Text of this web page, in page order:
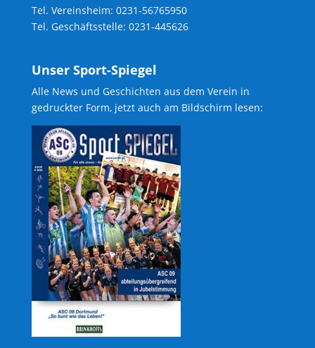
Tel. Vereinsheim: 0231-56765950
Tel. Geschäftsstelle: 0231-445626
Unser Sport-Spiegel
Alle News und Geschichten aus dem Verein in
gedruckter Form, jetzt auch am Bildschirm lesen: